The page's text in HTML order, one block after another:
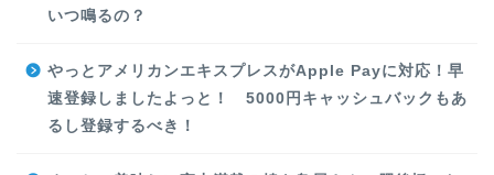
いつ鳴るの？
やっとアメリカンエキスプレスがApple Payに対応！早
速登録しましたよっと！ 5000円キャッシュバックもあ
るし登録するべき！